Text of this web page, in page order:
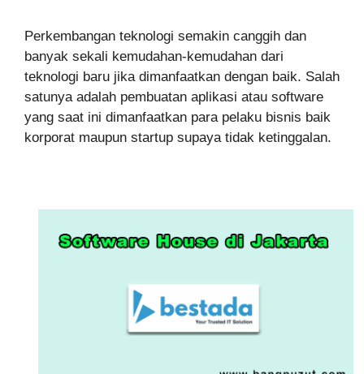
Perkembangan teknologi semakin canggih dan
banyak sekali kemudahan-kemudahan dari
teknologi baru jika dimanfaatkan dengan baik. Salah
satunya adalah pembuatan aplikasi atau software
yang saat ini dimanfaatkan para pelaku bisnis baik
korporat maupun startup supaya tidak ketinggalan.